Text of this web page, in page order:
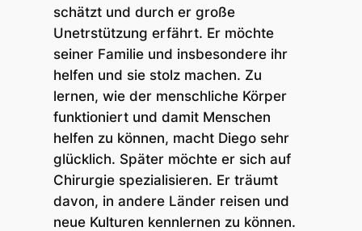
schätzt und durch er große
Unetrstützung erfährt. Er möchte
seiner Familie und insbesondere ihr
helfen und sie stolz machen. Zu
lernen, wie der menschliche Körper
funktioniert und damit Menschen
helfen zu können, macht Diego sehr
glücklich. Später möchte er sich auf
Chirurgie spezialisieren. Er träumt
davon, in andere Länder reisen und
neue Kulturen kennlernen zu können.